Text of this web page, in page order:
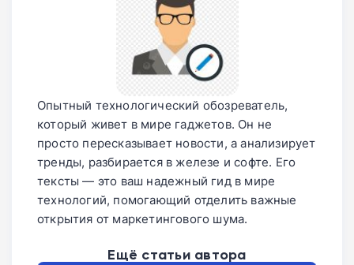
Опытный технологический обозреватель,
который живет в мире гаджетов. Он не
просто пересказывает новости, а анализирует
тренды, разбирается в железе и софте. Его
тексты — это ваш надежный гид в мире
технологий, помогающий отделить важные
открытия от маркетингового шума.
Ещё статьи автора